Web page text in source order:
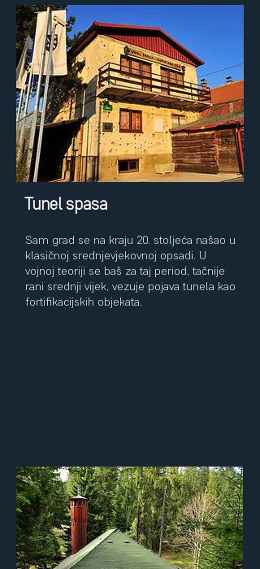
Tunelspasa
Sam grad se na kraju 20. stoljeća našao u
klasičnoj srednjevjekovnoj opsadi. U
vojnoj teoriji se baš za taj period, tačnije
rani srednji vijek, vezuje pojava tunela kao
fortifikacijskih objekata.